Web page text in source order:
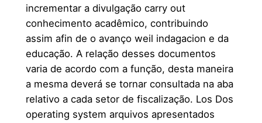
incrementar a divulgação carry out
conhecimento acadêmico, contribuindo
assim afin de o avanço weil indagacion e da
educação. A relação desses documentos
varia de acordo com a função, desta maneira
a mesma deverá se tornar consultada na aba
relativo a cada setor de fiscalização. Los Dos
operating system arquivos apresentados